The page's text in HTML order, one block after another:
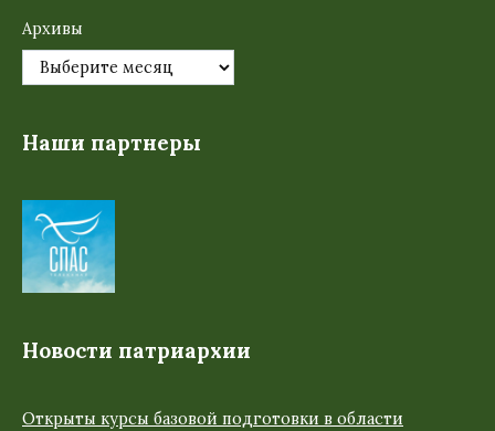
Архивы
Наши партнеры
Новости патриархии
Открыты курсы базовой подготовки в области